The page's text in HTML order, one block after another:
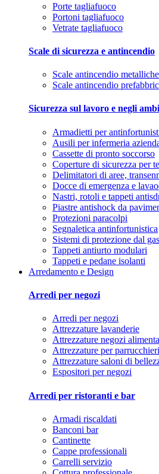
Porte tagliafuoco
Portoni tagliafuoco
Vetrate tagliafuoco
Scale di sicurezza e antincendio
Scale antincendio metalliche
Scale antincendio
Sicurezza sul lavoro e negli
Armadietti per
Ausili per infermeria
Cassette di pronto soccorso
Coperture di sicurezza per
Delimitatori di aree,
Docce di emergenza e
Nastri, rotoli e tappeti
Piastre antishock da
Protezioni paracolpi
Segnaletica antinfortunistica
Sistemi di protezione dal
Tappeti antiurto modulari
Tappeti e pedane isolanti
Arredamento e Design
Arredi per negozi
Arredi per negozi
Attrezzature lavanderie
Attrezzature negozi
Attrezzature per parrucchieri
Attrezzature saloni di
Espositori per negozi
Arredi per ristoranti e bar
Armadi riscaldati
Banconi bar
Cantinette
Cappe professionali
Carrelli servizio